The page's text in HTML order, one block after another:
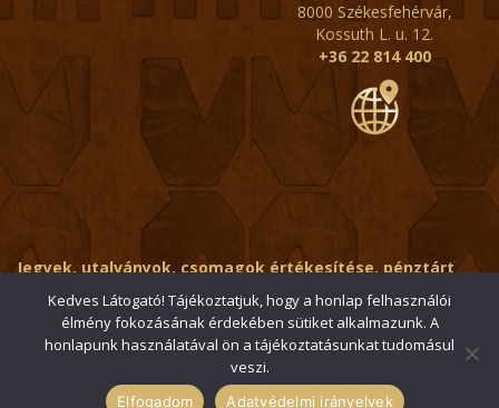
8000 Székesfehérvár,
Kossuth L. u. 12.
+36 22 814 400
Jegyek, utalványok, csomagok értékesítése, pénztárt
érintő kérdések:
ertekesito@fehervar-arpadfurdo.hu
Általános érdeklődés: info@fehervar-arpadfurdo.hu
© 2006-2026 Székesfehérvári Árpád Fürdő / Minden jog
Kedves Látogató! Tájékoztatjuk, hogy a honlap felhasználói
élmény fokozásának érdekében sütiket alkalmazunk. A
honlapunk használatával ön a tájékoztatásunkat tudomásul
veszi.
Elfogadom Adatvédelmi irányelvek